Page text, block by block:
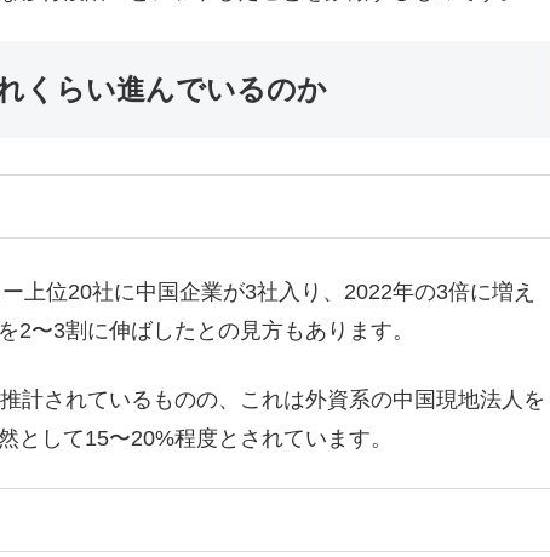
くらい進んでいるのか
上位20社に中国企業が3社入り、2022年の3倍に増え
2〜3割に伸ばしたとの見方もあります。
計されているものの、これは外資系の中国現地法人を
として15〜20%程度とされています。